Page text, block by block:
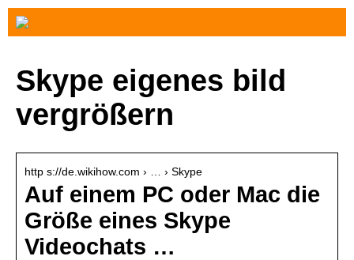
Skype eigenes bild
vergrößern
http s://de.wikihow.com › … › Skype
Auf einem PC oder Mac die
Größe eines Skype
Videochats …